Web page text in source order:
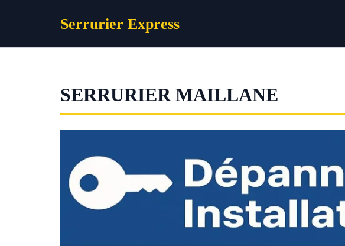
Serrurier Express
SERRURIER MAILLANE